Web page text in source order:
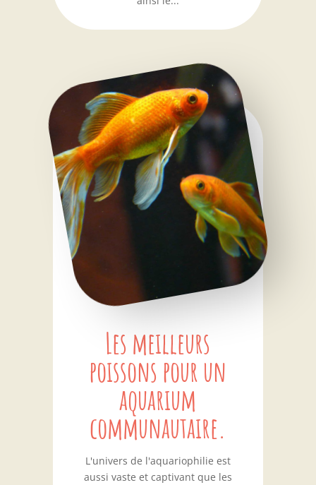
Les meilleurs
poissons pour un
aquarium
communautaire.
L'univers de l'aquariophilie est
aussi vaste et captivant que les